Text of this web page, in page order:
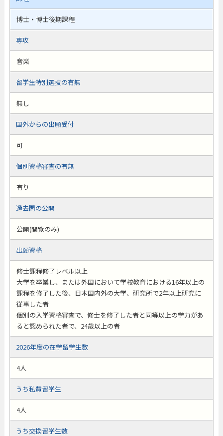
博士・博士後期課程
専攻
音楽
留学生特別選抜の有無
無し
国外からの出願受付
可
個別資格審査の有無
有り
過去問の公開
公開(閲覧のみ)
出願資格
修士課程修了レベル以上
大学を卒業し、または外国において学校教育における16年以上の
課程を修了した後、日本国内外の大学、研究所で2年以上研究に
従事した者
個別の入学資格審査で、修士を修了した者と同等以上の学力があ
ると認められた者で、24歳以上の者
2026年度の在学留学生数
4人
うち私費留学生
4人
うち交換留学生数